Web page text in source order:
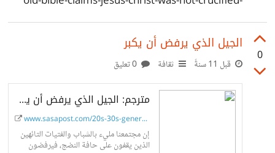
vatican-in-awe/
0
الجيل الذي يرفض أن يكبر
قبل 11 سنةً ثقافة
مترجم: الجيل الذي يرفض أن يكبر - ساسة بوست
www.sasapost.com/20s-30s-generati...
إن مجتمعنا مليء بالشباب والفتيات التائهين
الذين يقفون على حافة النضج، فيرفضون